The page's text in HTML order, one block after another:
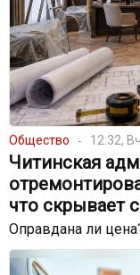
Общество 12:32,
Читинская
что скрывает
Оправдана ли